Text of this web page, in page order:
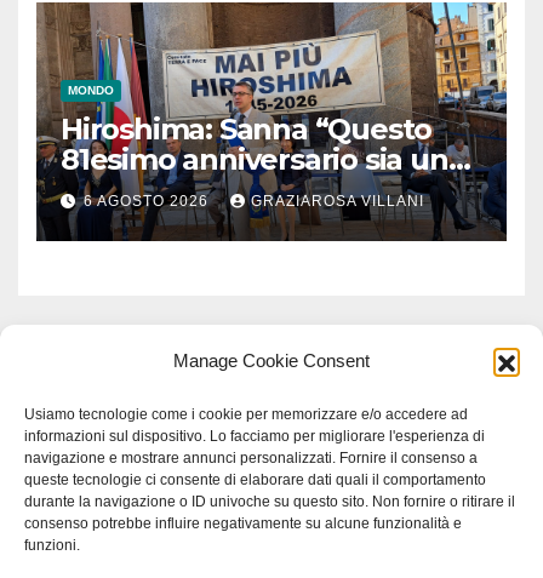
Manage Cookie Consent
Usiamo tecnologie come i cookie per memorizzare e/o accedere ad
informazioni sul dispositivo. Lo facciamo per migliorare l'esperienza di
navigazione e mostrare annunci personalizzati. Fornire il consenso a
queste tecnologie ci consente di elaborare dati quali il comportamento
durante la navigazione o ID univoche su questo sito. Non fornire o ritirare il
consenso potrebbe influire negativamente su alcune funzionalità e
funzioni.
MONDO
Hiroshima: Sanna “Questo
81esimo anniversario sia un
monito per tutti”
6 AGOSTO 2026 GRAZIAROSA VILLANI